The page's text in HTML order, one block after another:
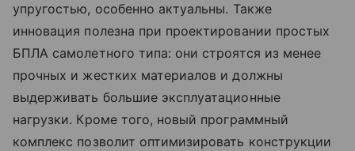
упругостью, особенно актуальны. Также
инновация полезна при проектировании простых
БПЛА самолетного типа: они строятся из менее
прочных и жестких материалов и должны
выдерживать большие эксплуатационные
нагрузки. Кроме того, новый программный
комплекс позволит оптимизировать конструкции